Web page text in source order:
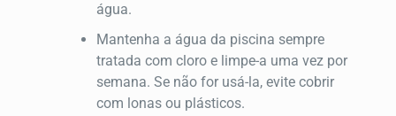
água.
Mantenha a água da piscina sempre
tratada com cloro e limpe-a uma vez por
semana. Se não for usá-la, evite cobrir
com lonas ou plásticos.